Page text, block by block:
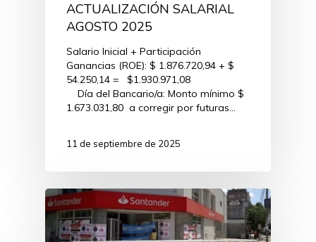
ACTUALIZACIÓN SALARIAL
AGOSTO 2025
Salario Inicial + Participación
Ganancias (ROE): $ 1.876.720,94 + $
54.250,14 = $1.930.971,08
Día del Bancario/a: Monto mínimo $
1.673.031,80 a corregir por futuras…
11 de septiembre de 2025